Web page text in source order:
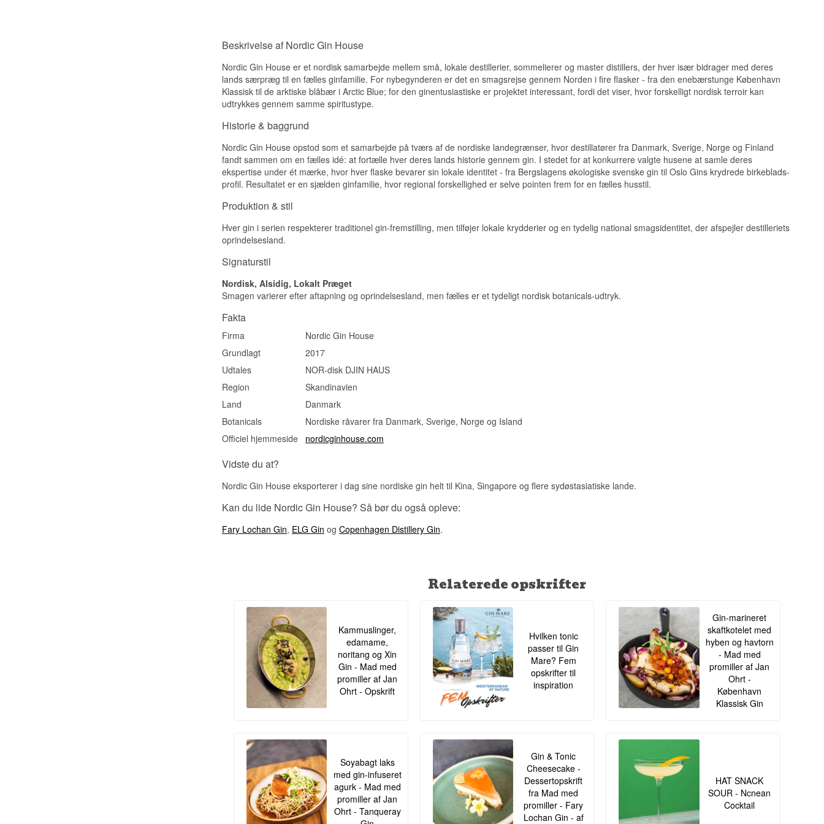
• 50 cl.
• Anbefalet Garnish: Citronskral
• Andet: En del af Nordic Gin House Ginserie
Beskrivelse af Nordic Gin House
Nordic Gin House er et nordisk samarbejde mellem små, lokale destillerier, sommelierer og master distillers, der hver især bidrager med deres
lands særpræg til en fælles ginfamilie. For nybegynderen er det en smagsrejse gennem Norden i fire flasker - fra den enebærstunge København
Klassisk til de arktiske blåbær i Arctic Blue; for den ginentusiastiske er projektet interessant, fordi det viser, hvor forskelligt nordisk terroir kan
udtrykkes gennem samme spiritustype.
Historie & baggrund
Nordic Gin House opstod som et samarbejde på tværs af de nordiske landegrænser, hvor destillatører fra Danmark, Sverige, Norge og Finland
fandt sammen om en fælles idé: at fortælle hver deres lands historie gennem gin. I stedet for at konkurrere valgte husene at samle deres
ekspertise under ét mærke, hvor hver flaske bevarer sin lokale identitet - fra Bergslagens økologiske svenske gin til Oslo Gins krydrede birkeblads-
profil. Resultatet er en sjælden ginfamilie, hvor regional forskellighed er selve pointen frem for en fælles husstil.
Produktion & stil
Hver gin i serien respekterer traditionel gin-fremstilling, men tilføjer lokale krydderier og en tydelig national smagsidentitet, der afspejler destilleriets
oprindelsesland.
Signaturstil
Nordisk, Alsidig, Lokalt Præget
Smagen varierer efter aftapning og oprindelsesland, men fælles er et tydeligt nordisk botanicals-udtryk.
Fakta
Firma
Nordic Gin House
Grundlagt
2017
Udtales
NOR-disk DJIN HAUS
Region
Skandinavien
Land
Danmark
Botanicals
Nordiske råvarer fra Danmark, Sverige, Norge og Island
Officiel hjemmeside
nordicginhouse.com
Vidste du at?
Nordic Gin House eksporterer i dag sine nordiske gin helt til Kina, Singapore og flere sydøstasiatiske lande.
Kan du lide Nordic Gin House? Så bør du også opleve:
Fary Lochan Gin, ELG Gin og Copenhagen Distillery Gin.
Relaterede opskrifter
Kammuslinger,
edamame,
noritang og Xin
Gin - Mad med
promiller af Jan
Ohrt - Opskrift
Hvilken tonic
passer til Gin
Mare? Fem
opskrifter til
inspiration
Gin-marineret
skaftkotelet med
hyben og havtorn
- Mad med
promiller af Jan
Ohrt -
København
Klassisk Gin
Soyabagt laks
med gin-infuseret
agurk - Mad med
promiller af Jan
Ohrt - Tanqueray
Gin & Tonic
Cheesecake -
Dessertopskrift
fra Mad med
promiller - Fary
Lochan Gin - af
HAT SNACK
SOUR - Ncnean
Cocktail